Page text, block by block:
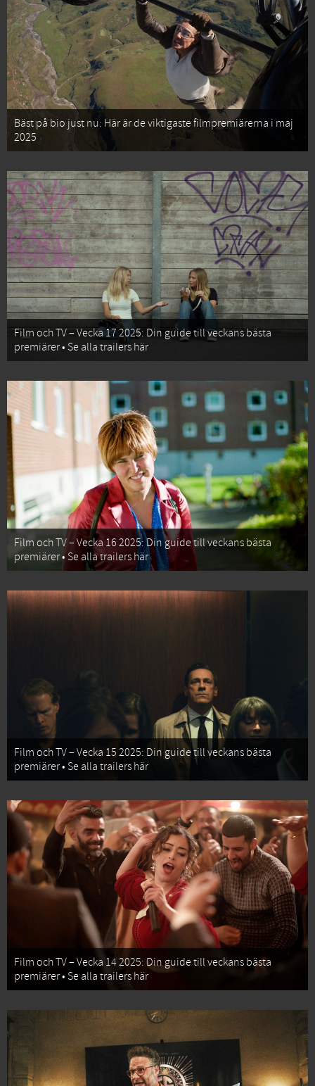
Bäst på bio just nu: Här är de viktigaste filmpremiärerna i maj
2025
Film och TV – Vecka 17 2025: Din guide till veckans bästa
premiärer • Se alla trailers här
Film och TV – Vecka 16 2025: Din guide till veckans bästa
premiärer • Se alla trailers här
Film och TV – Vecka 15 2025: Din guide till veckans bästa
premiärer • Se alla trailers här
Film och TV – Vecka 14 2025: Din guide till veckans bästa
premiärer • Se alla trailers här